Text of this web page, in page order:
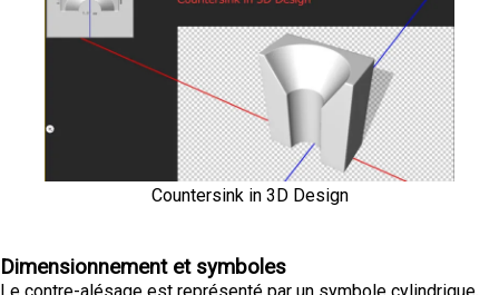
Countersink in 3D Design
Dimensionnement et symboles